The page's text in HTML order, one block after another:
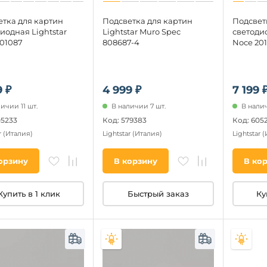
₽
для картин
Lightstar
11 шт.
(Италия)
в 1 клик
4 999 ₽
Подсветка для картин
Lightstar Muro Spec
808687-4
В наличии 7 шт.
Код: 579383
Lightstar (Италия)
В корзину
Быстрый заказ
7 199
Noce
В
Код:
Lightstar
В